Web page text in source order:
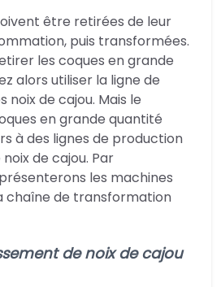
être retirées de leur
puis transformées.
les coques en grande
alors utiliser la ligne de
de cajou. Mais le
en grande quantité
à des lignes de production
de cajou. Par
les machines
chaîne de transformation
de noix de cajou